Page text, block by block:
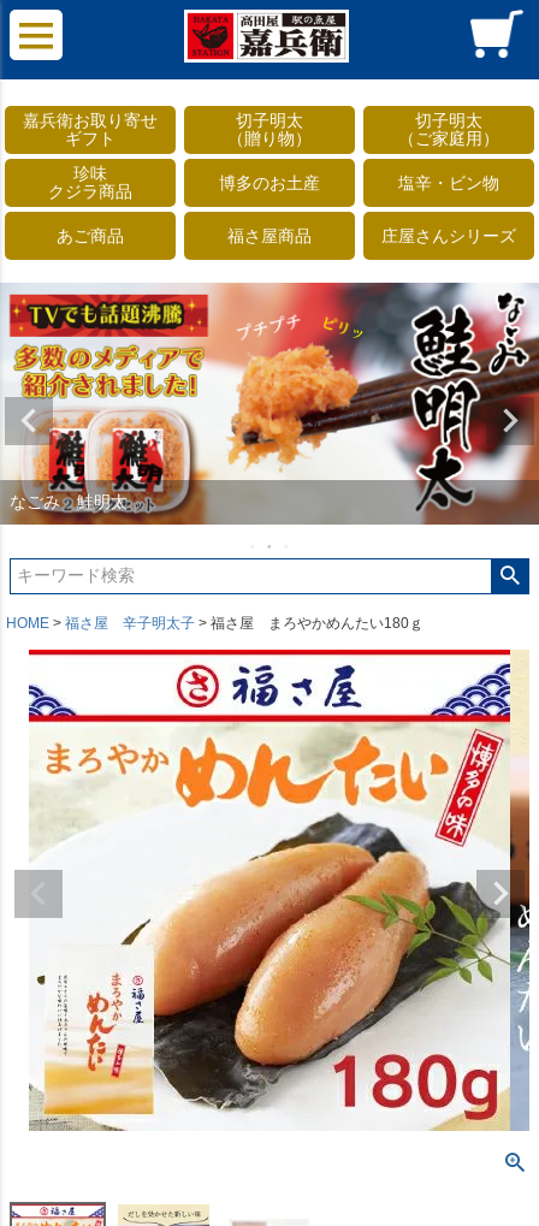
嘉兵衛お取り寄せ
ギフト
切子明太
（贈り物）
切子明太
（ご家庭用）
珍味
クジラ商品
博多のお土産 塩辛・ビン物
あご商品 福さ屋商品 庄屋さんシリーズ
なごみ 鮭明太
HOME 福さ屋 辛子明太子 福さ屋 まろやかめんたい180ｇ